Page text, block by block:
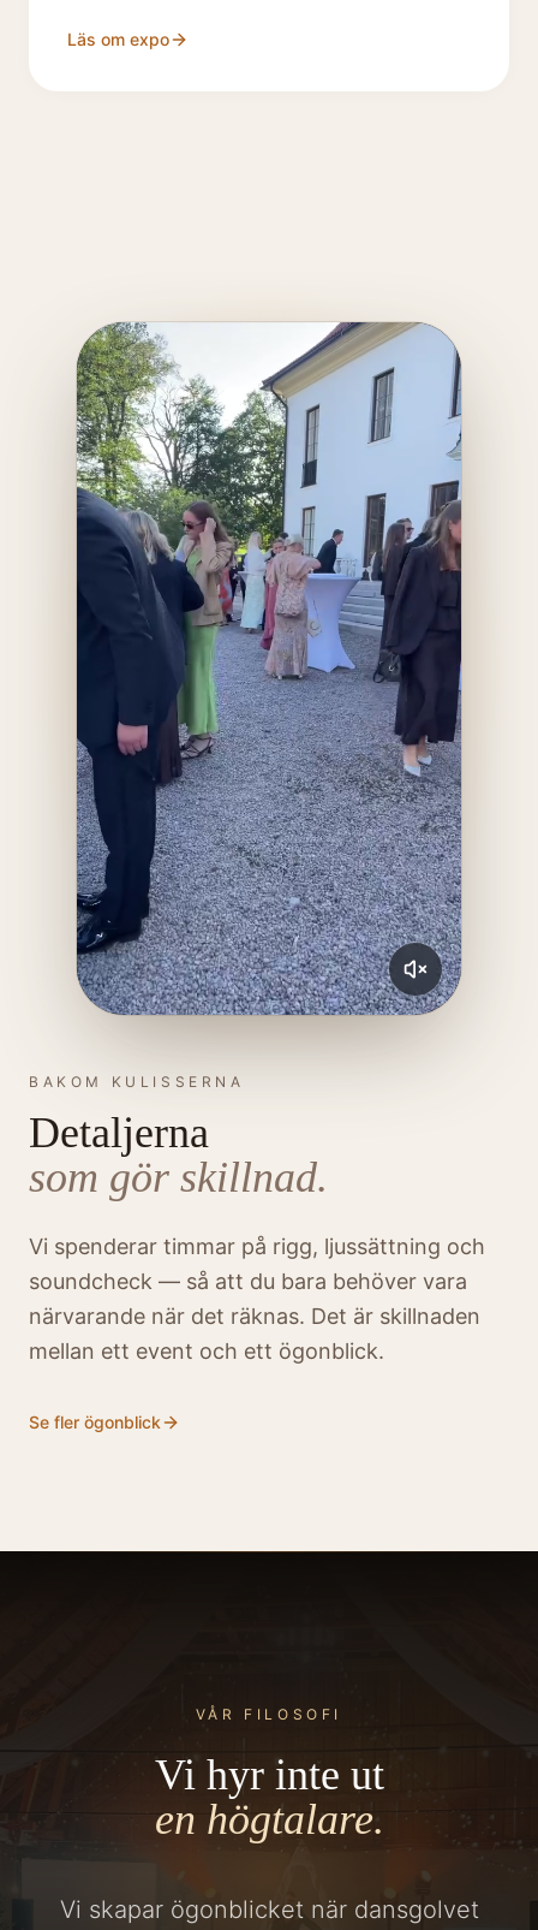
Läs om expo
BAKOM KULISSERNA
Detaljerna
som gör skillnad.
Vi spenderar timmar på rigg, ljussättning och
soundcheck — så att du bara behöver vara
närvarande när det räknas. Det är skillnaden
mellan ett event och ett ögonblick.
Se fler ögonblick
VÅR FILOSOFI
Vi hyr inte ut
en högtalare.
Vi skapar ögonblicket när dansgolvet